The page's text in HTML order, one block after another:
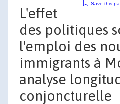
Save this
L'effet
des politiques
l'emploi des
immigrants à
analyse
conjoncturelle